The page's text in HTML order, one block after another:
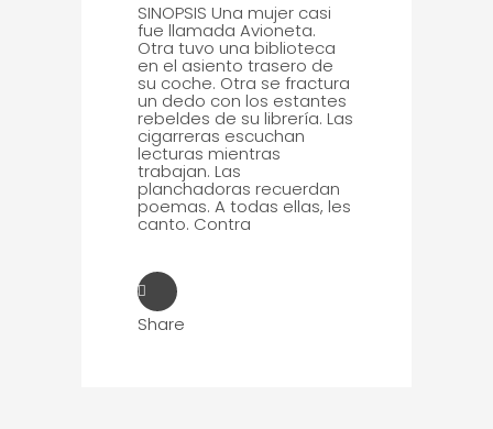
SINOPSIS Una mujer casi
fue llamada Avioneta.
Otra tuvo una biblioteca
en el asiento trasero de
su coche. Otra se fractura
un dedo con los estantes
rebeldes de su librería. Las
cigarreras escuchan
lecturas mientras
trabajan. Las
planchadoras recuerdan
poemas. A todas ellas, les
canto. Contra
Share